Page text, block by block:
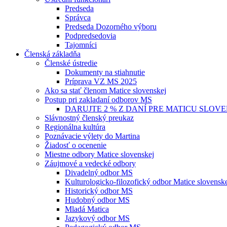
Predseda
Správca
Predseda Dozorného výboru
Podpredsedovia
Tajomníci
Členská základňa
Členské ústredie
Dokumenty na stiahnutie
Príprava VZ MS 2025
Ako sa stať členom Matice slovenskej
Postup pri zakladaní odborov MS
DARUJTE 2 % Z DANÍ PRE MATICU
Slávnostný členský preukaz
Regionálna kultúra
Poznávacie výlety do Martina
Žiadosť o ocenenie
Miestne odbory Matice slovenskej
Záujmové a vedecké odbory
Divadelný odbor MS
Kulturologicko-filozofický odbor Matice
Historický odbor MS
Hudobný odbor MS
Mladá Matica
Jazykový odbor MS